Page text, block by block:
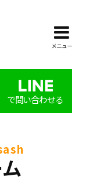
メニュー
で問い合わせる